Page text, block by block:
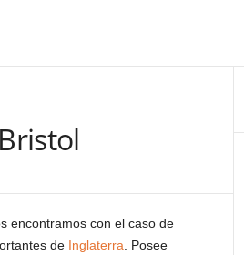
encontramos con el caso de
de Inglaterra . Posee